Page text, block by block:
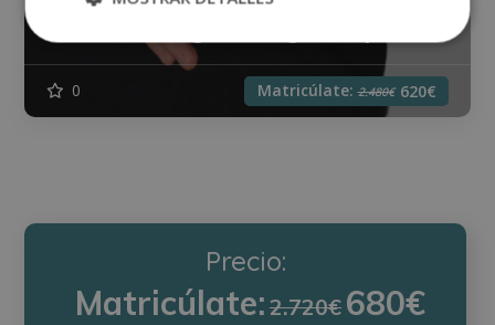
0 Matricúlate:2.480€ 620€
Precio:
Matricúlate:2.720€ 680€